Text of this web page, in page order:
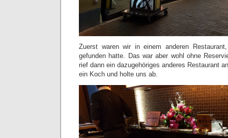
Zuerst waren wir in einem anderen
gefunden hatte. Das war aber wohl ohne
rief dann ein dazugehöriges anderes Restaurant
ein Koch und holte uns ab.